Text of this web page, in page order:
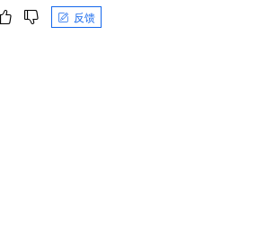
反馈